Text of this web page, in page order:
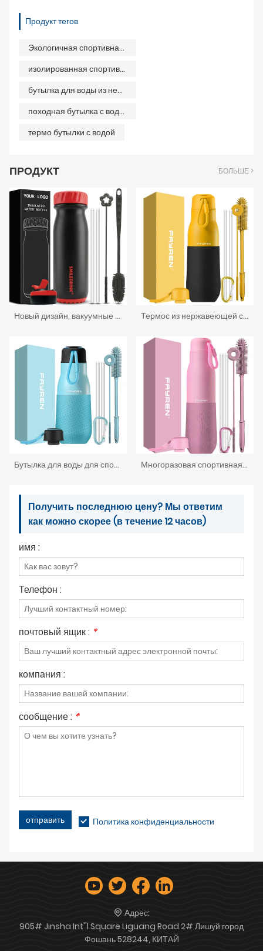
Продукт тегов
Экологичная спортивная бутылка для воды
изолированная спортивная бутылка с водой
бутылка для воды из нержавеющей стали
походная бутылка с водой
термо бутылки с водой
ПРОДУКТ БОЛЬШЕ >
Новый дизайн, вакуумные термосы с двойными стенками, маленькая горловина с вакуумной изоляцией, спортивная бутылка для воды из нержавеющей стали с соломенной крышкой и силиконовыми рукавами Термос из нержавеющей стали с термосом для воды
Бутылка для воды для спортивных напитков из нержавеющей стали под частной маркой Многоразовая спортивная бутылка для воды из нержавеющей стали с вакуумной изоляцией, не содержащая БФА
Получить последнюю цену? Мы ответим
как можно скорее (в течение 12 часов)
имя :
Телефон :
почтовый ящик : *
компания :
сообщение : *
отправить Политика конфиденциальности
Адрес:
905# Jinsha Int''l Square Liguang Road 2# Лишуй город
Фошань 528244, КИТАЙ